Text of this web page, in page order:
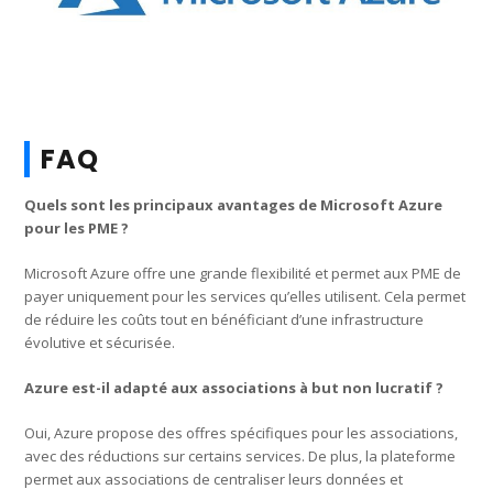
FAQ
Quels sont les principaux avantages de Microsoft Azure
pour les PME ?
Microsoft Azure offre une grande flexibilité et permet aux PME de
payer uniquement pour les services qu’elles utilisent. Cela permet
de réduire les coûts tout en bénéficiant d’une infrastructure
évolutive et sécurisée.
Azure est-il adapté aux associations à but non lucratif ?
Oui, Azure propose des offres spécifiques pour les associations,
avec des réductions sur certains services. De plus, la plateforme
permet aux associations de centraliser leurs données et